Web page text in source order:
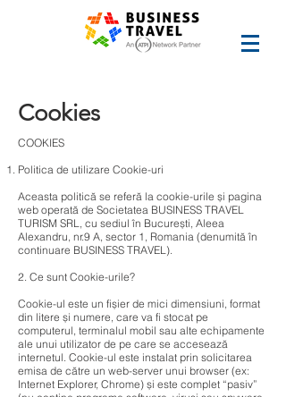
Cookies
COOKIES
Politica de utilizare Cookie-uri
Aceasta politică se referă la cookie-urile și pagina
web operată de Societatea BUSINESS TRAVEL
TURISM SRL, cu sediul în București, Aleea
Alexandru, nr.9 A, sector 1, Romania (denumită în
continuare BUSINESS TRAVEL).
2. Ce sunt Cookie-urile?
Cookie-ul este un fișier de mici dimensiuni, format
din litere și numere, care va fi stocat pe
computerul, terminalul mobil sau alte echipamente
ale unui utilizator de pe care se accesează
internetul. Cookie-ul este instalat prin solicitarea
emisa de către un web-server unui browser (ex:
Internet Explorer, Chrome) și este complet “pasiv”